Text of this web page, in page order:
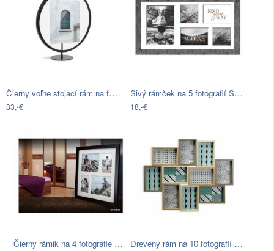
Čierny voľne stojací rám na fotografiu…
33,-€
Sivý rámček na 5 fotografií Styler…
18,-€
Čierny rámik na 4 fotografie Styler… Drevený rám na 10 fotografií Versa…